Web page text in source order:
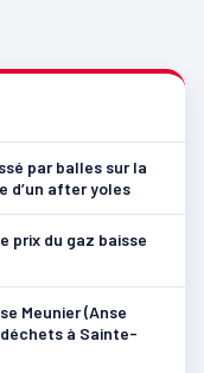
par balles sur la
d’un after yoles
prix du gaz baisse
Meunier (Anse
à Sainte-